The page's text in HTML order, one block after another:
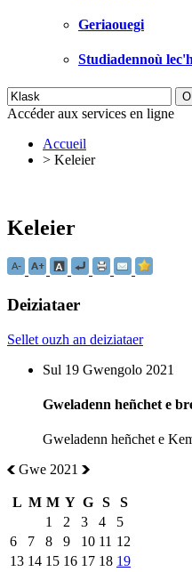
Geriaouegi
Studiadennoù
Accéder aux services en ligne
Accueil
> Keleier
Keleier
Deiziataer
Sellet ouzh an deiziataer
Sul 19 Gwengolo 2021
Gweladenn heñchet e
Gweladenn heñchet e
Gwe 2021
L M M Y G S
S
1
2 3 4
5
6
7 8 9 10 11 12
13 14 15 16 17 18 19